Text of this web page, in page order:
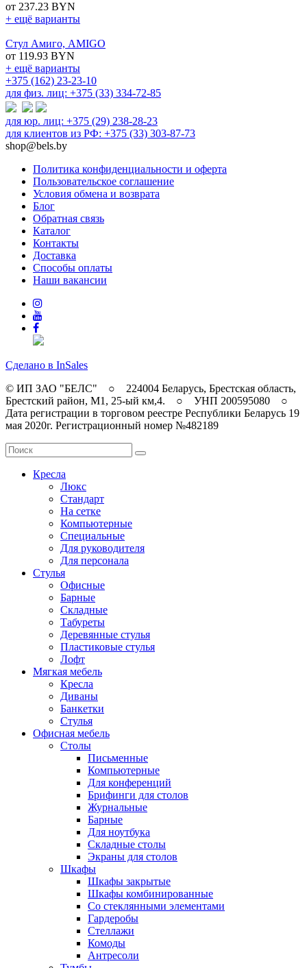
от 237.23 BYN
+ ещё варианты
Стул Амиго, AMIGO
от 119.93 BYN
+ ещё варианты
+375 (162) 23-23-10
для физ. лиц: +375 (33) 334-72-85
для юр. лиц: +375 (29) 238-28-23
для клиентов из РФ: +375 (33) 303-87-73
shop@bels.by
Политика конфиденциальности и оферта
Пользовательское соглашение
Условия обмена и возврата
Блог
Обратная связь
Каталог
Контакты
Доставка
Способы оплаты
Наши вакансии
Сделано в InSales
© ИП ЗАО "БЕЛС" ○ 224004 Беларусь, Брестская область,
Брестский район, M1, 25-ый км,4. ○ УНП 200595080 ○
Дата регистрации в торговом реестре Республики Беларусь 19
мая 2020г. Регистрационный номер №482189
Кресла
Люкс
Стандарт
На сетке
Компьютерные
Специальные
Для руководителя
Для персонала
Стулья
Офисные
Барные
Складные
Табуреты
Деревянные стулья
Пластиковые стулья
Лофт
Мягкая мебель
Кресла
Диваны
Банкетки
Стулья
Офисная мебель
Столы
Письменные
Компьютерные
Для конференций
Брифинги для столов
Журнальные
Барные
Для ноутбука
Складные столы
Экраны для столов
Шкафы
Шкафы закрытые
Шкафы комбинированные
Со стеклянными элементами
Гардеробы
Стеллажи
Комоды
Антресоли